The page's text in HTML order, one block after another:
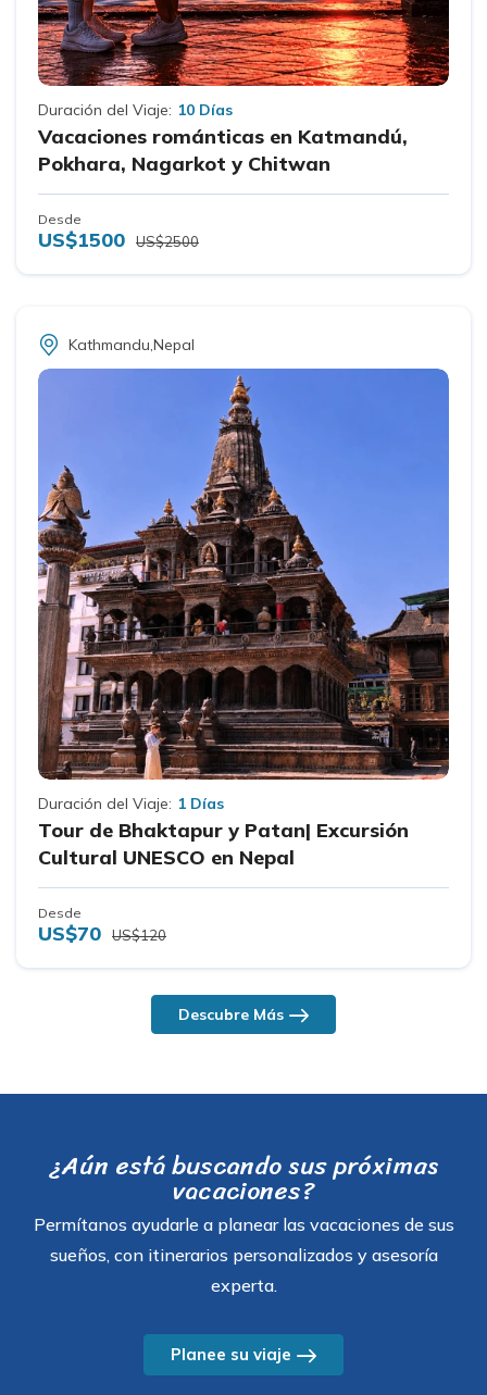
Duración del Viaje: 10 Días
Vacaciones románticas en Katmandú,
Pokhara, Nagarkot y Chitwan
Desde
US$1500 US$2500
Kathmandu,Nepal
Duración del Viaje: 1 Días
Tour de Bhaktapur y Patan| Excursión
Cultural UNESCO en Nepal
Desde
US$70 US$120
Descubre Más
¿Aún está buscando sus próximas
vacaciones?
Permítanos ayudarle a planear las vacaciones de sus
sueños, con itinerarios personalizados y asesoría
experta.
Planee su viaje